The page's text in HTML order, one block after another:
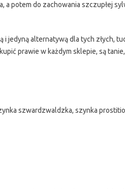
a potem do zachowania szczupłej
i jedyną alternatywą dla tych złych,
prawie w każdym sklepie, są
szwardzwaldzka, szynka